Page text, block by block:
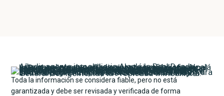
Toda la información se considera fiable, pero no está
garantizada y debe ser revisada y verificada de forma